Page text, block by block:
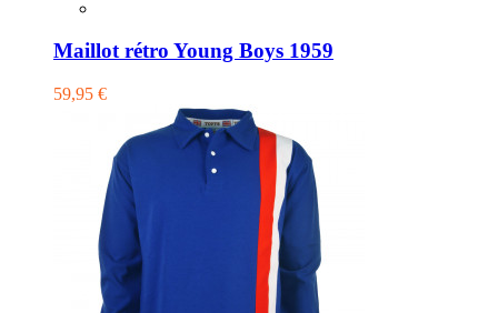
Maillot rétro Young Boys 1959
59,95 €